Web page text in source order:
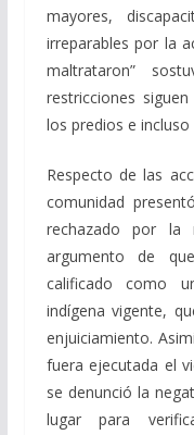
mayores,
irreparables por la
maltrataron”
restricciones
los predios e
Respecto de las
comunidad
rechazado por la
argumento de
calificado como
indígena vigente,
enjuiciamiento.
fuera ejecutada el
se denunció la
lugar para